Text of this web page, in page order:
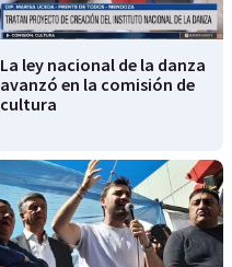
La ley nacional de la danza
avanzó en la comisión de
cultura